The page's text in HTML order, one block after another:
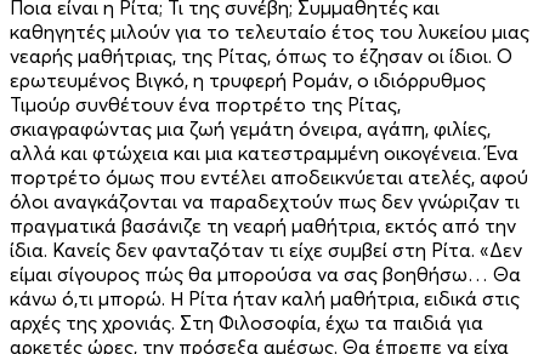
Ποια είναι η Ρίτα; Τι της συνέβη; Συμμαθητές και
καθηγητές μιλούν για το τελευταίο έτος του λυκείου μιας
νεαρής μαθήτριας, της Ρίτας, όπως το έζησαν οι ίδιοι. Ο
ερωτευμένος Βιγκό, η τρυφερή ­Ρομάν, ο ιδιόρρυθμος
Τιμούρ συνθέτουν ένα πορτρέτο της Ρίτας,
σκιαγραφώντας μια ζωή γεμάτη όνειρα, αγάπη, φιλίες,
αλλά και φτώχεια και μια κατεστραμμένη οικογένεια. Ένα
πορτρέτο όμως που εντέλει αποδεικνύεται ατελές, αφού
όλοι αναγκάζονται να παραδεχτούν πως δεν γνώριζαν τι
πραγματικά βασάνιζε τη νεαρή μαθήτρια, εκτός από την
ίδια. Κανείς δεν φανταζόταν τι είχε συμβεί στη Ρίτα. «Δεν
είμαι σίγουρος πώς θα μπορούσα να σας βοηθήσω… Θα
κάνω ό,τι μπορώ. Η Ρίτα ήταν καλή μαθήτρια, ειδικά στις
αρχές της χρονιάς. Στη Φιλοσοφία, έχω τα παιδιά για
αρκετές ώρες, την πρόσεξα αμέσως. Θα έπρεπε να είχα